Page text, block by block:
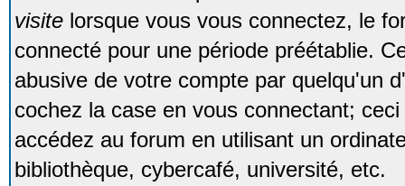
visite lorsque vous vous connectez, le
connecté pour une période préétablie.
abusive de votre compte par quelqu'un
cochez la case en vous connectant;
accédez au forum en utilisant un
bibliothèque, cybercafé, université, etc.